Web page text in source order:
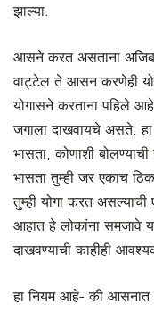
झाल्या.
आसने करत असताना
वाट्टेल ते आसन करणेही
योगासने करताना पहिले
जगाला दाखवायचे असते.
भासता, कोणाशी
भासता तुम्ही जर एकाच
तुम्ही योगा करत असल्याची
आहात हे लोकांना समजावे
दाखवण्याची काहीही
हा नियम आहे- की आसनात